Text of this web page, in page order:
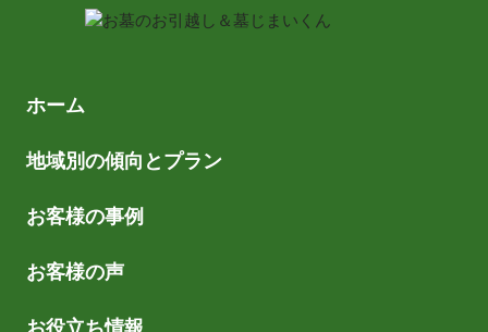
ホーム
地域別の傾向とプラン
お客様の事例
お客様の声
お役立ち情報